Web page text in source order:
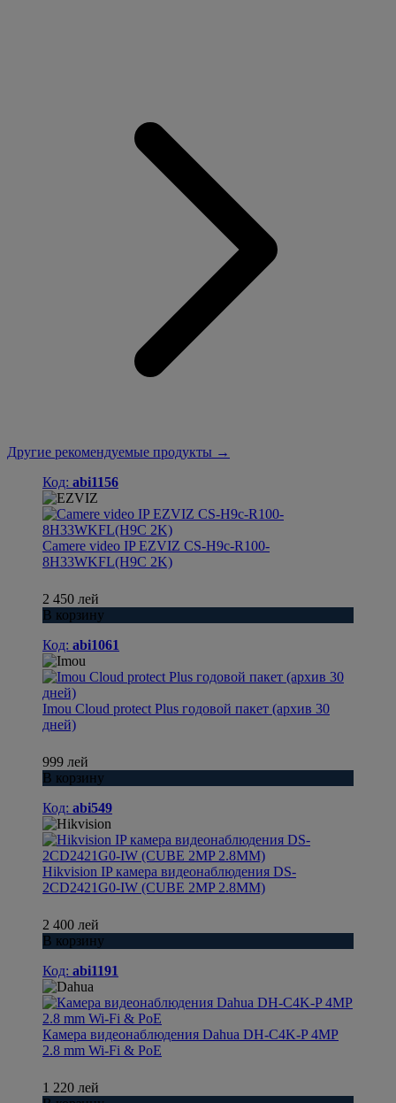
Другие рекомендуемые продукты →
Код: abi1156
Camere video IP EZVIZ CS-H9c-R100-
8H33WKFL(H9C 2K)
2 450 лей
В корзину
Код: abi1061
Imou Cloud protect Plus годовой пакет (архив 30
дней)
999 лей
В корзину
Код: abi549
Hikvision IP камера видеонаблюдения DS-
2CD2421G0-IW (CUBE 2MP 2.8MM)
2 400 лей
В корзину
Код: abi1191
Камера видеонаблюдения Dahua DH-C4K-P 4MP
2.8 mm Wi-Fi & PoE
1 220 лей